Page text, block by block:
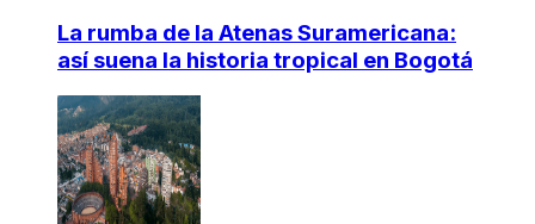
La rumba de la Atenas Suramericana:
así suena la historia tropical en Bogotá